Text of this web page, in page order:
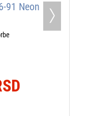
91 Neon
Next